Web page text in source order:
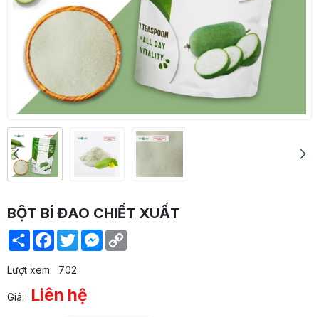
BỘT BÍ ĐAO CHIẾT XUẤT
ShareFacebook
TwitterMessenger
Lượt xem:
702
Giá: Liên hệ